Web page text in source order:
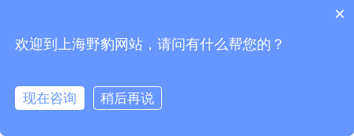
×
欢迎到上海野豹网站，请问有什么帮您的？
现在咨询
稍后再说
在线咨询